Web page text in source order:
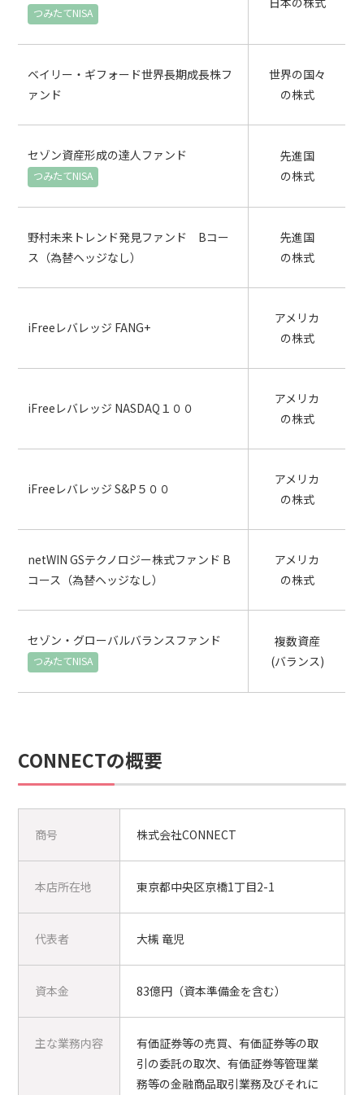
ベイリー・ギフォード世界長期成長株フ
ァンド
世界の国々
の株式
セゾン資産形成の達人ファンド
先進国
の株式
野村未来トレンド発見ファンド Bコー
ス（為替ヘッジなし）
先進国
の株式
iFreeレバレッジ FANG+
アメリカ
の株式
iFreeレバレッジ NASDAQ１００
アメリカ
の株式
iFreeレバレッジ S&P５００
アメリカ
の株式
netWIN GSテクノロジー株式ファンド B
コース（為替ヘッジなし）
アメリカ
の株式
セゾン・グローバルバランスファンド
複数資産
(バランス)
CONNECTの概要
商号 株式会社CONNECT
本店所在地 東京都中央区京橋1丁目2-1
代表者 大槻 竜児
資本金 83億円（資本準備金を含む）
主な業務内容
有価証券等の売買、有価証券等の取
引の委託の取次、有価証券等管理業
務等の金融商品取引業務及びそれに